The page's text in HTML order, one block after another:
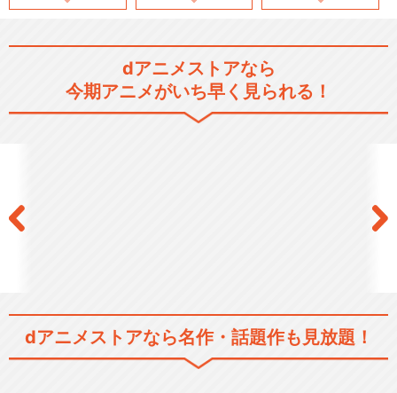
dアニメストアなら
今期アニメがいち早く見られる！
dアニメストアなら名作・話題作も見放題！